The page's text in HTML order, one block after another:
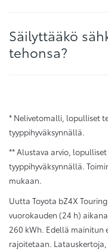
Säilyttääkö
tehonsa?
* Nelivetomalli, lopulliset
tyyppihyväksynnällä.
** Alustava arvio,
tyyppihyväksynnällä.
mukaan.
Uutta Toyota bZ4X
vuorokauden (24 h)
260 kWh. Edellä
rajoitetaan.